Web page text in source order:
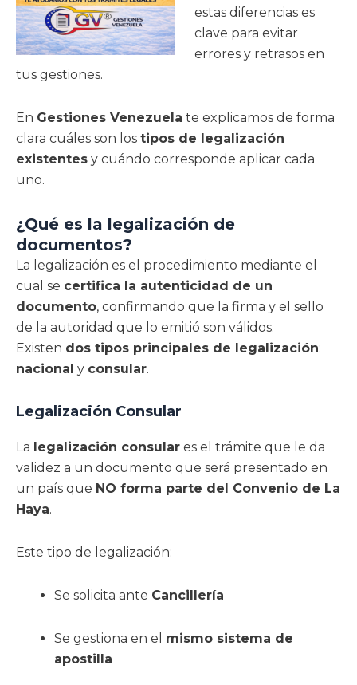
estas diferencias es
clave para evitar
errores y retrasos en
tus gestiones.
En Gestiones Venezuela te explicamos de forma
clara cuáles son los tipos de legalización
existentes y cuándo corresponde aplicar cada
uno.
¿Qué es la legalización de
documentos?
La legalización es el procedimiento mediante el
cual se certifica la autenticidad de un
documento, confirmando que la firma y el sello
de la autoridad que lo emitió son válidos.
Existen dos tipos principales de legalización:
nacional y consular.
Legalización Consular
La legalización consular es el trámite que le da
validez a un documento que será presentado en
un país que NO forma parte del Convenio de La
Haya.
Este tipo de legalización:
Se solicita ante Cancillería
Se gestiona en el mismo sistema de
apostilla